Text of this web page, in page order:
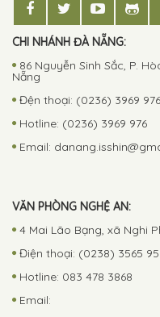
CHI NHÁNH ĐÀ NẴNG:
86 Nguyễn Sinh Sắc, P.
Nẵng
Đện thoại: (0236) 3969 976
Hotline: (0236) 3969 976
Email:
VĂN PHÒNG NGHỆ AN:
4 Mai Lão Bạng, xã Nghi
Điện thoại: (0238) 3565
Hotline: 083 478 3868
Email: